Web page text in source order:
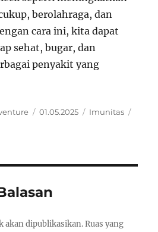
berolahraga, dan
cara ini, kita dapat
sehat, bugar, dan
penyakit yang
Posted
01.05.2025 Categories
Imunitas
akan dipublikasikan. Ruas yang